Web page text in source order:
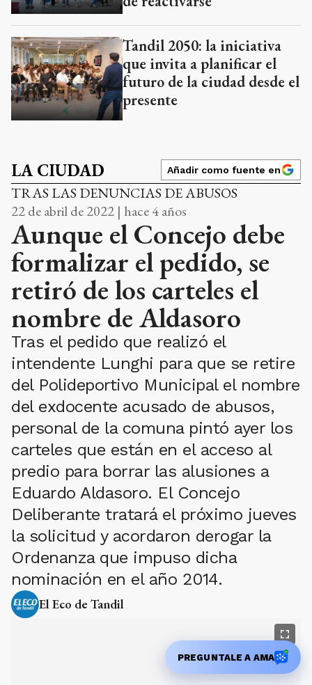
Tandil 2050: la iniciativa
que invita a planificar el
futuro de la ciudad desde el
presente
LA CIUDAD Añadir como fuente en
TRAS LAS DENUNCIAS DE ABUSOS
22 de abril de 2022 | hace 4 años
Aunque el Concejo debe
formalizar el pedido, se
retiró de los carteles el
nombre de Aldasoro
Tras el pedido que realizó el
intendente Lunghi para que se retire
del Polideportivo Municipal el nombre
del exdocente acusado de abusos,
personal de la comuna pintó ayer los
carteles que están en el acceso al
predio para borrar las alusiones a
Eduardo Aldasoro. El Concejo
Deliberante tratará el próximo jueves
la solicitud y acordaron derogar la
Ordenanza que impuso dicha
nominación en el año 2014.
El Eco de Tandil
PREGUNTALE A AMA